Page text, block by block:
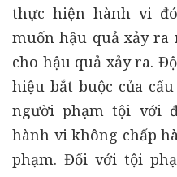
thực hiện hành vi
muốn hậu quả xảy ra
cho hậu quả xảy ra.
hiệu bắt buộc của
người phạm tội với
hành vi không chấp
phạm. Đối với tội